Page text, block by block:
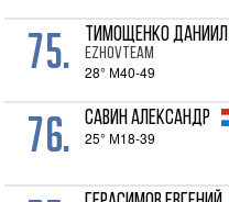
75. ТИМОЩЕНКО Даниил
EzhovTeam
28° М40-49
76. САВИН Александр
25° М18-39